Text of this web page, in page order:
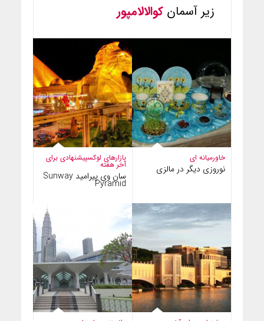
زیر آسمان کوالالامپور
بازارهای لوکسپیشنهادی برای
آخر هفته
سان وی پیرامید Sunway
Pyramid
خاورمیانه ای
نوروزی دیگر در مالزی